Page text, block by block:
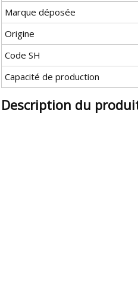
Marque déposée
Origine
Code SH
Capacité de production
Description du